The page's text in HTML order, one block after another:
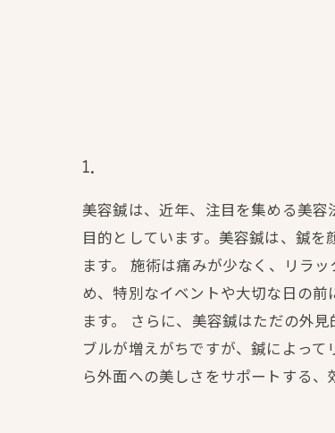
1.
美容鍼は、近年、注目を集める美
目的としています。美容鍼は、鍼
ます。 施術は痛みが少なく、リラ
め、特別なイベントや大切な日の
ます。 さらに、美容鍼はただの外
ブルが増えがちですが、鍼によっ
ら外面への美しさをサポートする